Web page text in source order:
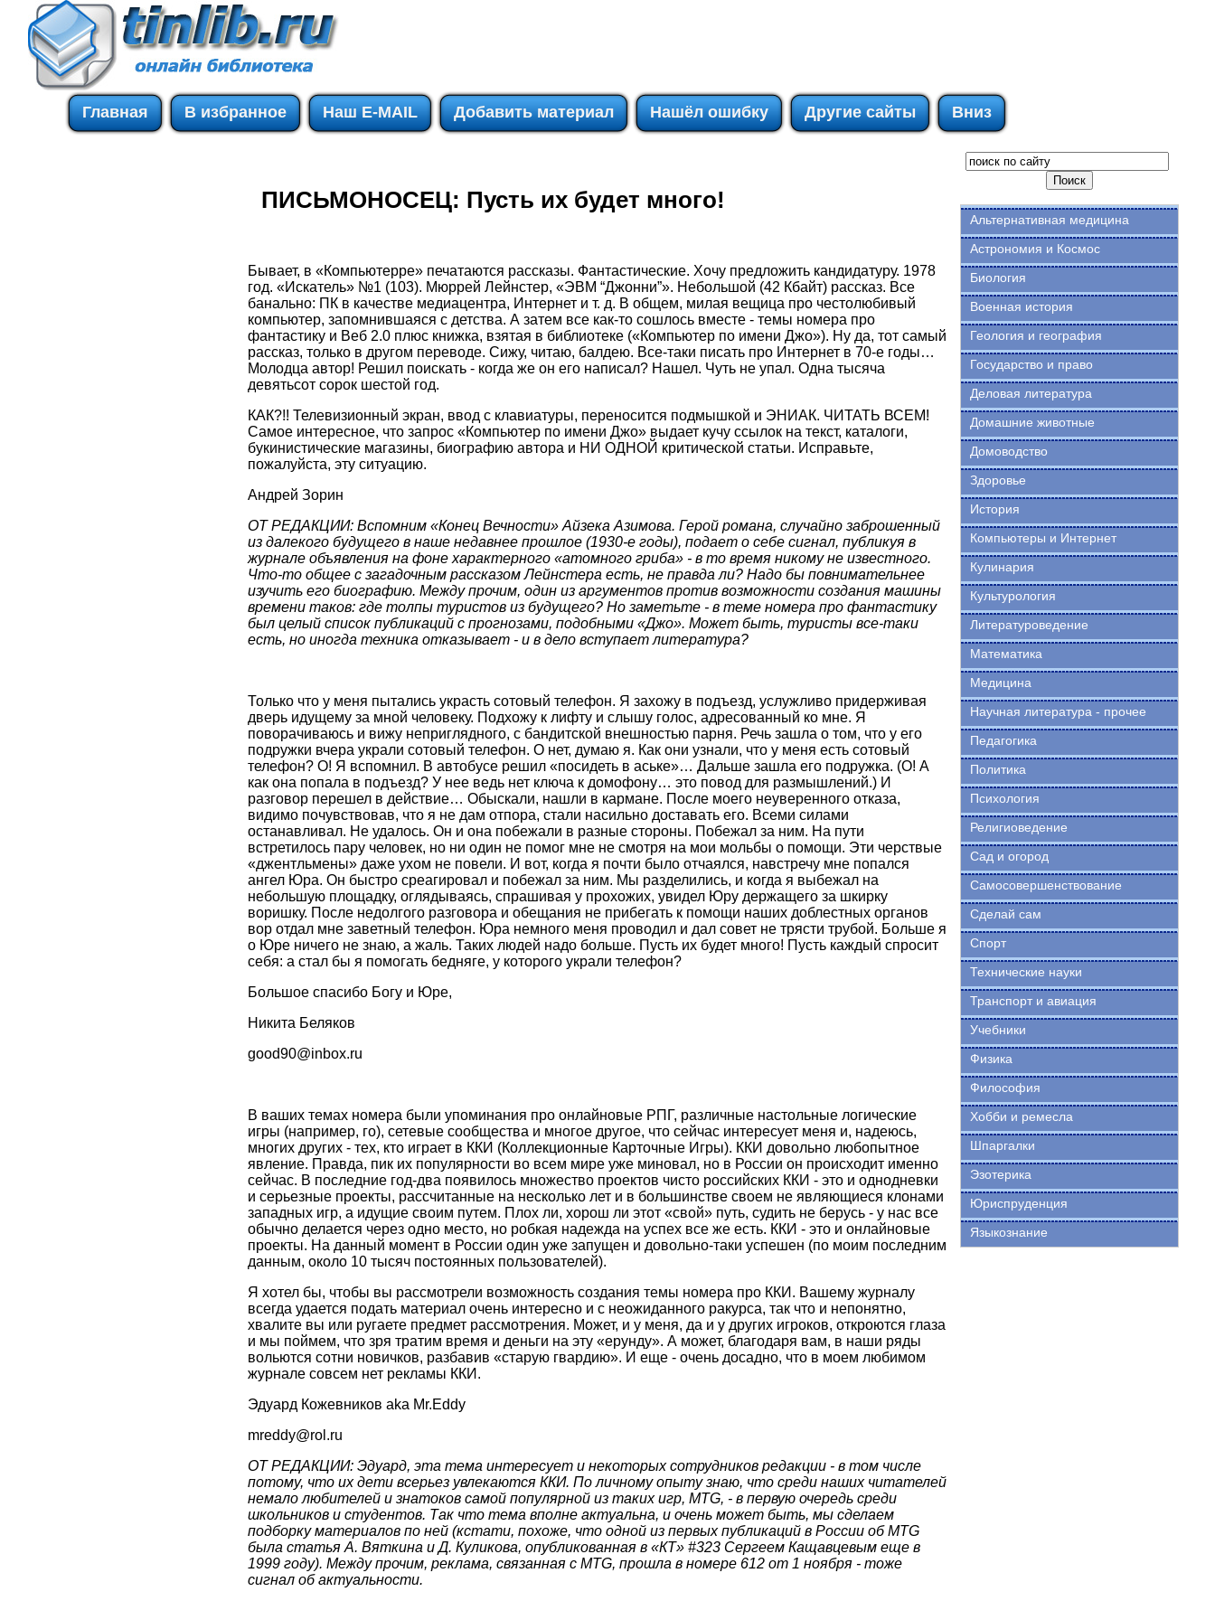
Главная В избранное Наш E-MAIL Добавить материал Нашёл ошибку Другие сайты Вниз
ПИСЬМОНОСЕЦ: Пусть их будет много!
Бывает, в «Компьютерре» печатаются рассказы. Фантастические. Хочу предложить кандидатуру. 1978
год. «Искатель» №1 (103). Мюррей Лейнстер, «ЭВМ “Джонни”». Небольшой (42 Кбайт) рассказ. Все
банально: ПК в качестве медиацентра, Интернет и т. д. В общем, милая вещица про честолюбивый
компьютер, запомнившаяся с детства. А затем все как-то сошлось вместе - темы номера про
фантастику и Веб 2.0 плюс книжка, взятая в библиотеке («Компьютер по имени Джо»). Ну да, тот самый
рассказ, только в другом переводе. Сижу, читаю, балдею. Все-таки писать про Интернет в 70-е годы…
Молодца автор! Решил поискать - когда же он его написал? Нашел. Чуть не упал. Одна тысяча
девятьсот сорок шестой год.
КАК?!! Телевизионный экран, ввод с клавиатуры, переносится подмышкой и ЭНИАК. ЧИТАТЬ ВСЕМ!
Самое интересное, что запрос «Компьютер по имени Джо» выдает кучу ссылок на текст, каталоги,
букинистические магазины, биографию автора и НИ ОДНОЙ критической статьи. Исправьте,
пожалуйста, эту ситуацию.
Андрей Зорин
ОТ РЕДАКЦИИ: Вспомним «Конец Вечности» Айзека Азимова. Герой романа, случайно заброшенный
из далекого будущего в наше недавнее прошлое (1930-е годы), подает о себе сигнал, публикуя в
журнале объявления на фоне характерного «атомного гриба» - в то время никому не известного.
Что-то общее с загадочным рассказом Лейнстера есть, не правда ли? Надо бы повнимательнее
изучить его биографию. Между прочим, один из аргументов против возможности создания машины
времени таков: где толпы туристов из будущего? Но заметьте - в теме номера про фантастику
был целый список публикаций с прогнозами, подобными «Джо». Может быть, туристы все-таки
есть, но иногда техника отказывает - и в дело вступает литература?
Только что у меня пытались украсть сотовый телефон. Я захожу в подъезд, услужливо придерживая
дверь идущему за мной человеку. Подхожу к лифту и слышу голос, адресованный ко мне. Я
поворачиваюсь и вижу неприглядного, с бандитской внешностью парня. Речь зашла о том, что у его
подружки вчера украли сотовый телефон. О нет, думаю я. Как они узнали, что у меня есть сотовый
телефон? О! Я вспомнил. В автобусе решил «посидеть в аське»… Дальше зашла его подружка. (О! А
как она попала в подъезд? У нее ведь нет ключа к домофону… это повод для размышлений.) И
разговор перешел в действие… Обыскали, нашли в кармане. После моего неуверенного отказа,
видимо почувствовав, что я не дам отпора, стали насильно доставать его. Всеми силами
останавливал. Не удалось. Он и она побежали в разные стороны. Побежал за ним. На пути
встретилось пару человек, но ни один не помог мне не смотря на мои мольбы о помощи. Эти черствые
«джентльмены» даже ухом не повели. И вот, когда я почти было отчаялся, навстречу мне попался
ангел Юра. Он быстро среагировал и побежал за ним. Мы разделились, и когда я выбежал на
небольшую площадку, оглядываясь, спрашивая у прохожих, увидел Юру держащего за шкирку
воришку. После недолгого разговора и обещания не прибегать к помощи наших доблестных органов
вор отдал мне заветный телефон. Юра немного меня проводил и дал совет не трясти трубой. Больше я
о Юре ничего не знаю, а жаль. Таких людей надо больше. Пусть их будет много! Пусть каждый спросит
себя: а стал бы я помогать бедняге, у которого украли телефон?
Большое спасибо Богу и Юре,
Никита Беляков
good90@inbox.ru
В ваших темах номера были упоминания про онлайновые РПГ, различные настольные логические
игры (например, го), сетевые сообщества и многое другое, что сейчас интересует меня и, надеюсь,
многих других - тех, кто играет в ККИ (Коллекционные Карточные Игры). ККИ довольно любопытное
явление. Правда, пик их популярности во всем мире уже миновал, но в России он происходит именно
сейчас. В последние год-два появилось множество проектов чисто российских ККИ - это и однодневки
и серьезные проекты, рассчитанные на несколько лет и в большинстве своем не являющиеся клонами
западных игр, а идущие своим путем. Плох ли, хорош ли этот «свой» путь, судить не берусь - у нас все
обычно делается через одно место, но робкая надежда на успех все же есть. ККИ - это и онлайновые
проекты. На данный момент в России один уже запущен и довольно-таки успешен (по моим последним
данным, около 10 тысяч постоянных пользователей).
Я хотел бы, чтобы вы рассмотрели возможность создания темы номера про ККИ. Вашему журналу
всегда удается подать материал очень интересно и с неожиданного ракурса, так что и непонятно,
хвалите вы или ругаете предмет рассмотрения. Может, и у меня, да и у других игроков, откроются глаза
и мы поймем, что зря тратим время и деньги на эту «ерунду». А может, благодаря вам, в наши ряды
вольются сотни новичков, разбавив «старую гвардию». И еще - очень досадно, что в моем любимом
журнале совсем нет рекламы ККИ.
Эдуард Кожевников aka Mr.Eddy
mreddy@rol.ru
ОТ РЕДАКЦИИ: Эдуард, эта тема интересует и некоторых сотрудников редакции - в том числе
потому, что их дети всерьез увлекаются ККИ. По личному опыту знаю, что среди наших читателей
немало любителей и знатоков самой популярной из таких игр, MTG, - в первую очередь среди
школьников и студентов. Так что тема вполне актуальна, и очень может быть, мы сделаем
подборку материалов по ней (кстати, похоже, что одной из первых публикаций в России об MTG
была статья А. Вяткина и Д. Куликова, опубликованная в «КТ» #323 Сергеем Кащавцевым еще в
1999 году). Между прочим, реклама, связанная с MTG, прошла в номере 612 от 1 ноября - тоже
сигнал об актуальности.
Альтернативная медицина
Астрономия и Космос
Биология
Военная история
Геология и география
Государство и право
Деловая литература
Домашние животные
Домоводство
Здоровье
История
Компьютеры и Интернет
Кулинария
Культурология
Литературоведение
Математика
Медицина
Научная литература - прочее
Педагогика
Политика
Психология
Религиоведение
Сад и огород
Самосовершенствование
Сделай сам
Спорт
Технические науки
Транспорт и авиация
Учебники
Физика
Философия
Хобби и ремесла
Шпаргалки
Эзотерика
Юриспруденция
Языкознание